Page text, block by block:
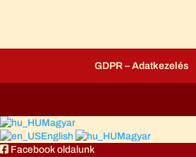
GDPR – Adatkezelés
Magyar
English
Magyar
Facebook oldalunk